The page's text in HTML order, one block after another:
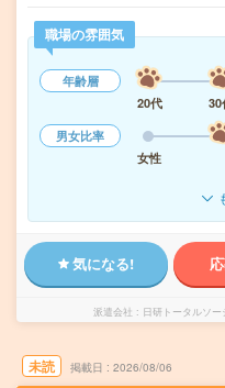
職場の雰囲気
年齢層
20代
30
男女比率
女性
気になる!
派遣会社 日研トータルソ
未読 掲載日 2026/08/06